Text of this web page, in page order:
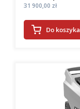
Cena
31 900,00 zł
Do koszyka